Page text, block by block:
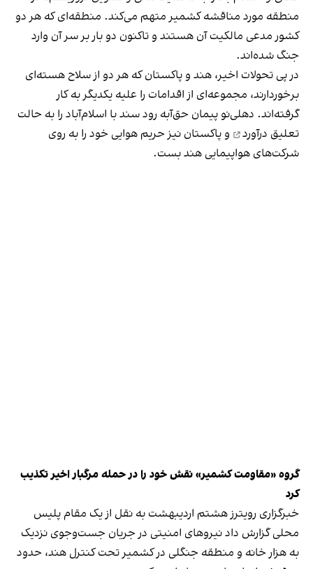
منطقه مورد مناقشه کشمیر متهم می‌کند. منطقه‌ای که هر دو
کشور مدعی مالکیت آن هستند و تاکنون دو بار بر سر آن وارد
جنگ شده‌اند.
در پی تحولات اخیر، هند و پاکستان که هر دو از سلاح هسته‌ای
برخوردارند، مجموعه‌ای از اقدامات را علیه یکدیگر به کار
گرفته‌اند. دهلی‌نو پیمان حق‌آبه رود سند با اسلام‌آباد را به حالت
تعلیق درآورد
و پاکستان نیز حریم هوایی خود را به روی
شرکت‌های هواپیمایی هند بست.
گروه «مقاومت کشمیر» نقش خود را در حمله مرگبار اخیر تکذیب
کرد
خبرگزاری رویترز هشتم اردیبهشت به نقل از یک مقام پلیس
محلی گزارش داد نیروهای امنیتی در جریان جست‌وجوی نزدیک
به هزار خانه و منطقه جنگلی در کشمیر تحت کنترل هند، حدود